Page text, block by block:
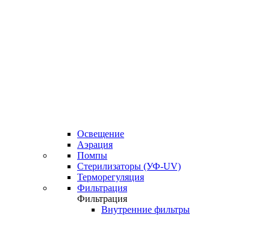
Освещение
Аэрация
Помпы
Стерилизаторы (УФ-UV)
Терморегуляция
Фильтрация
Фильтрация
Внутренние фильтры